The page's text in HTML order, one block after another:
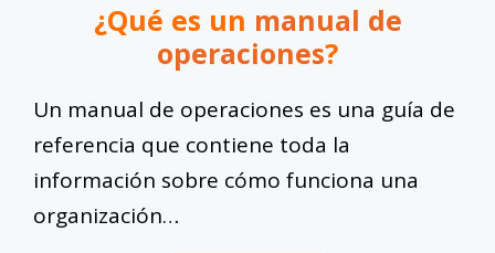
¿Qué es un manual de
operaciones?
Un manual de operaciones es una guía de
referencia que contiene toda la
información sobre cómo funciona una
organización…